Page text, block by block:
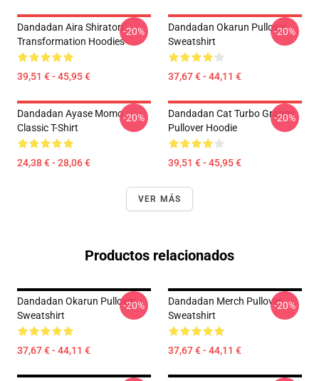
Dandadan Aira Shiratori
Transformation Hoodies
39,51 € - 45,95 €
-20%
Dandadan Okarun Pullover
Sweatshirt
37,67 € - 44,11 €
-20%
Dandadan Ayase Momo
Classic T-Shirt
24,38 € - 28,06 €
-20%
Dandadan Cat Turbo Granny
Pullover Hoodie
39,51 € - 45,95 €
-20%
VER MÁS
Productos relacionados
Dandadan Okarun Pullover
Sweatshirt
37,67 € - 44,11 €
-20%
Dandadan Merch Pullover
Sweatshirt
37,67 € - 44,11 €
-20%